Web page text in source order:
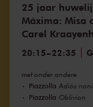
25 jaar
Máxima: Misa
Carel
20:15–22:35
met onder andere
Piazzolla Adiós
Piazzolla Oblivion